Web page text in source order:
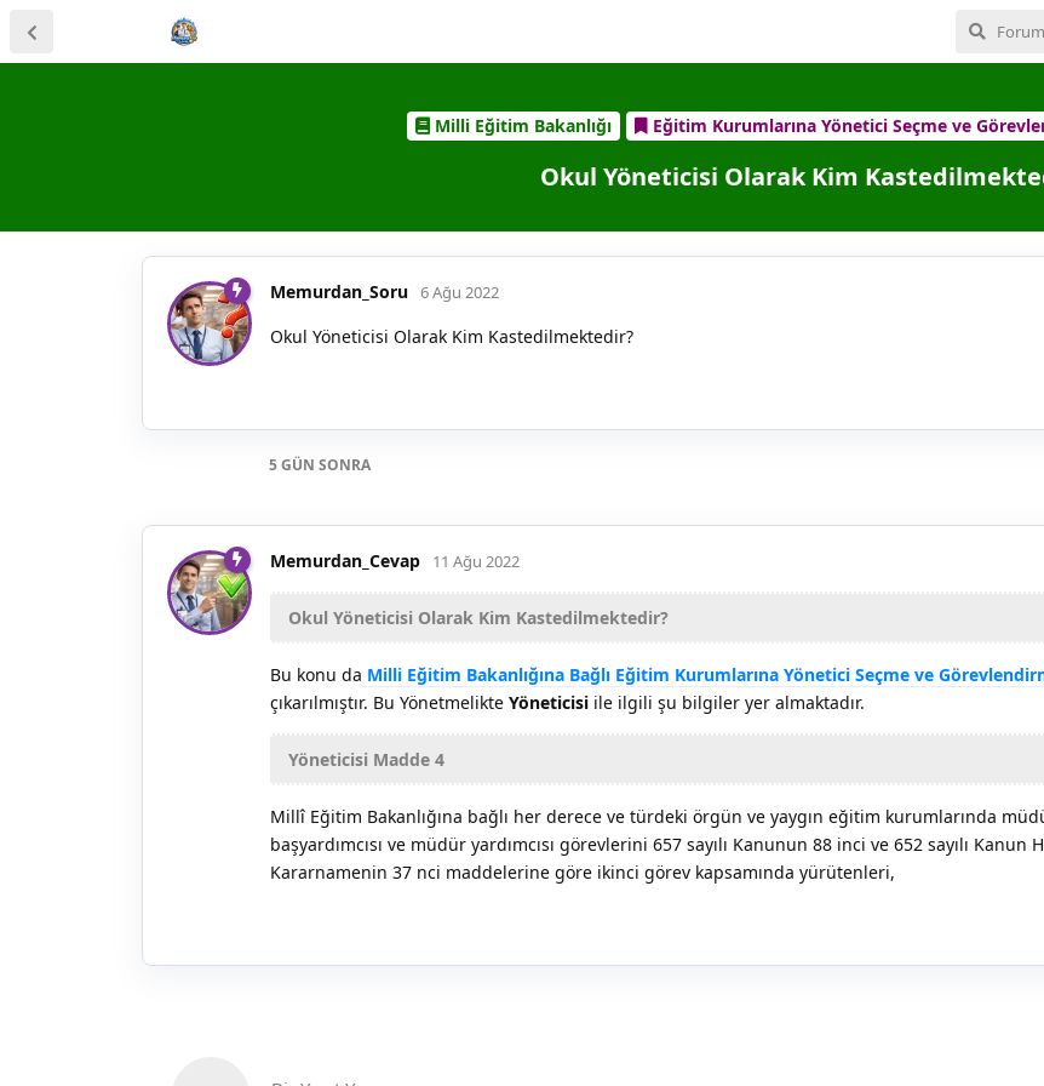
Milli Eğitim Bakanlığı Eğitim Kurumlarına Yönetici Seçme ve
Okul Yöneticisi Olarak Kim
Memurdan_Soru 6 Ağu 2022
Okul Yöneticisi Olarak Kim Kastedilmektedir?
5 GÜN SONRA
Memurdan_Cevap 11 Ağu 2022
Okul Yöneticisi Olarak Kim Kastedilmektedir?
Bu konu da Milli Eğitim Bakanlığına Bağlı Eğitim Kurumlarına Yönetici Seçme ve
çıkarılmıştır. Bu Yönetmelikte Yöneticisi ile ilgili şu bilgiler yer almaktadır.
Yöneticisi Madde 4
Millî Eğitim Bakanlığına bağlı her derece ve türdeki örgün ve yaygın eğitim kurumlarında
başyardımcısı ve müdür yardımcısı görevlerini 657 sayılı Kanunun 88 inci ve 652 sayılı Kanun
Kararnamenin 37 nci maddelerine göre ikinci görev kapsamında yürütenleri,